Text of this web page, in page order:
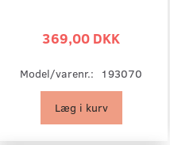
369,00 DKK
Model/varenr.: 193070
Læg i kurv